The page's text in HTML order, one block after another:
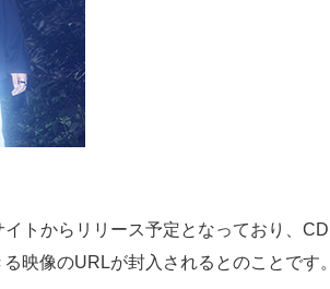
トからリリース予定となっており、CD
映像のURLが封入されるとのことです。